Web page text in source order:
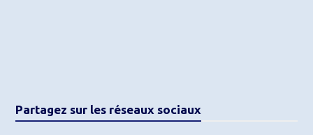
Partagez sur les réseaux sociaux